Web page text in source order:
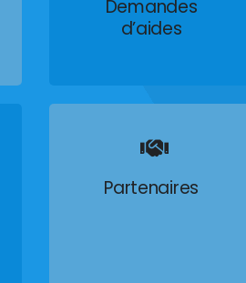
Demandes
d’aides
Partenaires